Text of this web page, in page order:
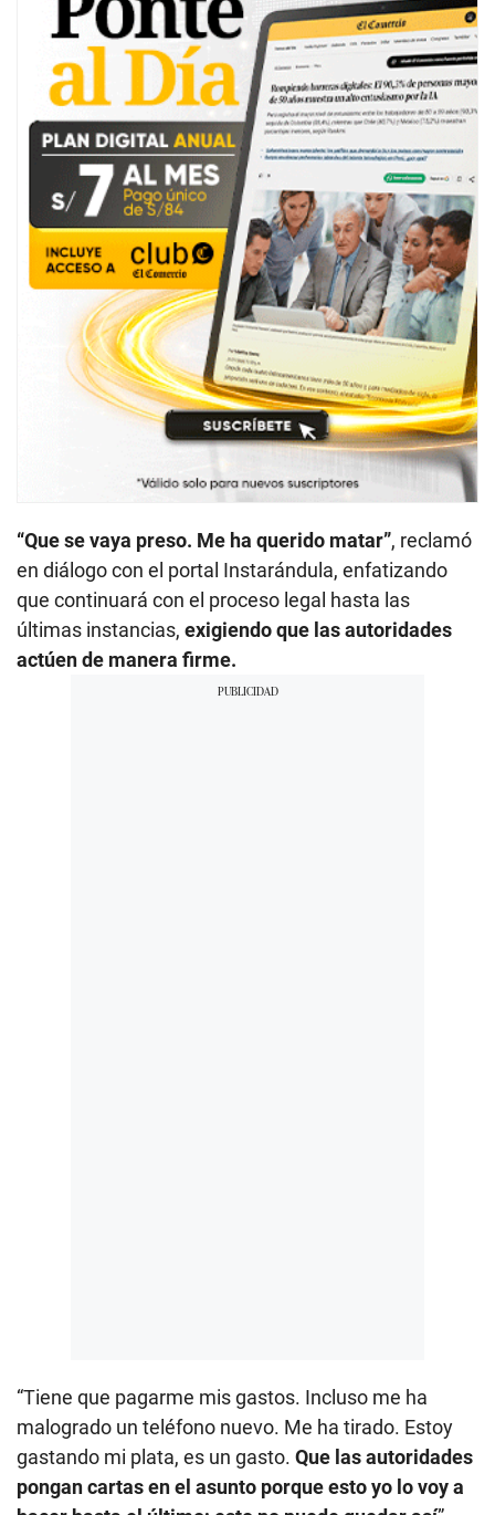
“Que se vaya preso. Me ha querido matar”, reclamó
en diálogo con el portal Instarándula, enfatizando
que continuará con el proceso legal hasta las
últimas instancias, exigiendo que las autoridades
actúen de manera firme.
“Tiene que pagarme mis gastos. Incluso me ha
malogrado un teléfono nuevo. Me ha tirado. Estoy
gastando mi plata, es un gasto. Que las autoridades
pongan cartas en el asunto porque esto yo lo voy a